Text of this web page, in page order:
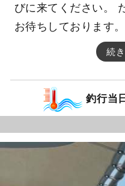
びに来てください。
お待ちしております。
続
釣行当